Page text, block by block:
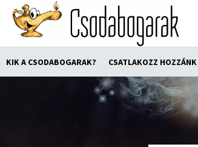
KIK A CSODABOGARAK? CSATLAKOZZ HOZZÁNK